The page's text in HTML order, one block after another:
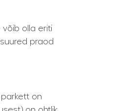
võib olla eriti
praod
parkett on